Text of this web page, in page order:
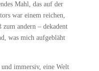
Mahl, das auf der
war einem reichen,
zum andern – dekadent
was mich aufgebläht
immersiv, eine Welt